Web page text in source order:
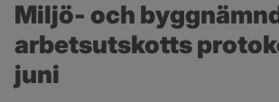
Miljö- och
arbetsutskotts
juni